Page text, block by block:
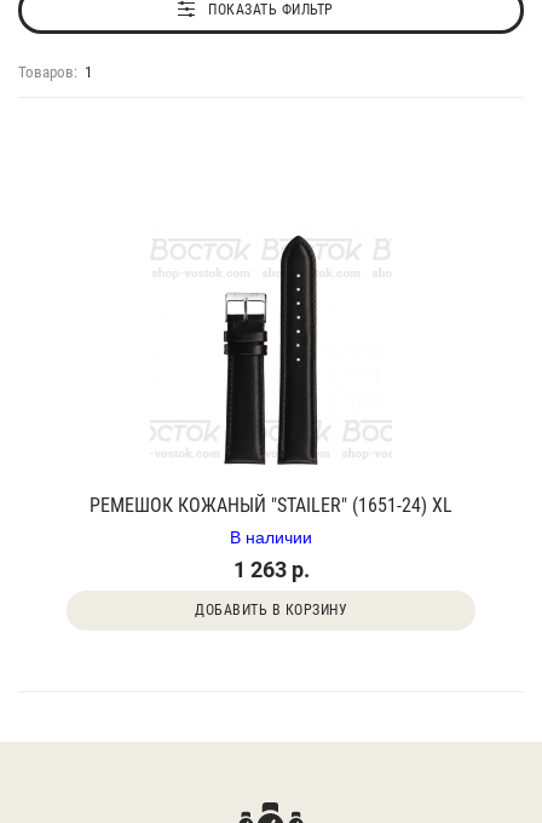
ПОКАЗАТЬ ФИЛЬТР
Товаров: 1
РЕМЕШОК КОЖАНЫЙ "STAILER" (1651-24) XL
В наличии
1 263 р.
ДОБАВИТЬ В КОРЗИНУ